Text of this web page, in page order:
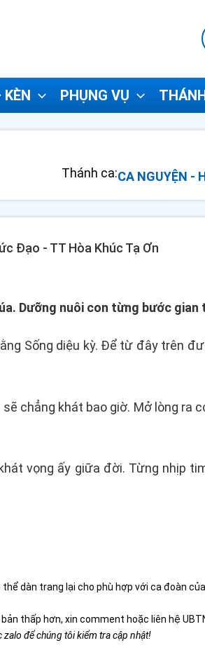
KÈN PHỤNG VỤ
Thánh ca:CA NGUYỆN -
Đạo - TT Hòa Khúc Tạ Ơn
Dưỡng nuôi con từng bước
Sống diệu kỳ. Để từ đây trên
chẳng khát bao giờ. Mở lòng ra
vọng ấy giữa đời. Từng nhịp
dàn trang lại cho phù hợp với ca đoàn của
thấp hơn, xin comment hoặc liên hệ
để chúng tôi kiểm tra cập nhật!